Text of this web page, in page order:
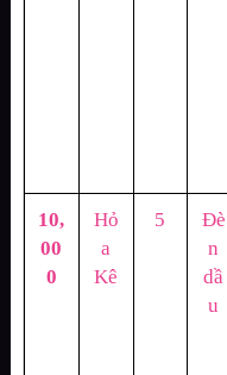
10,
00
0
Hỏ
a
Kê
5
Đè
n
dầ
u